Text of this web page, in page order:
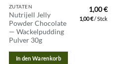
ZUTATEN
Nutrijell Jelly
Powder Chocolate
— Wackelpudding
Pulver 30g
1,00€
1,00€/Stck
In den Warenkorb